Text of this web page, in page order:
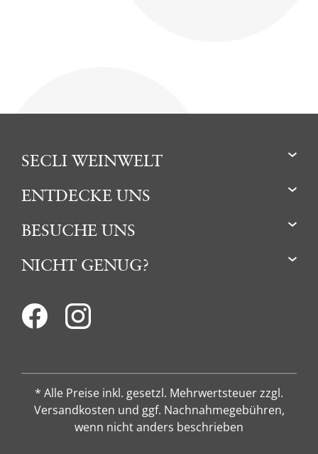
SECLI WEINWELT
ENTDECKE UNS
BESUCHE UNS
NICHT GENUG?
* Alle Preise inkl. gesetzl. Mehrwertsteuer zzgl.
Versandkosten und ggf. Nachnahmegebühren,
wenn nicht anders beschrieben